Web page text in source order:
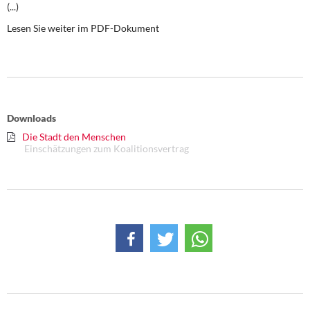
(...)
Lesen Sie weiter im PDF-Dokument
Downloads
Die Stadt den Menschen
Einschätzungen zum Koalitionsvertrag